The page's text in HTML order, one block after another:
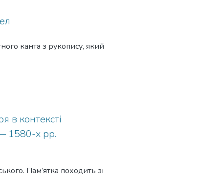
не навчався.
канта з рукопису, який
виконували у супроводі
та структурних
в контексті
1580-х рр.
Пам’ятка походить зі